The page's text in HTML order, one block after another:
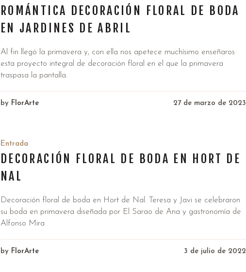
ROMÁNTICA DECORACIÓN FLORAL DE BODA
EN JARDINES DE ABRIL
Al fin llegó la primavera y, con ella nos apetece muchísimo enseñaros
esta proyecto integral de decoración floral en el que la primavera
traspasa la pantalla.
27 de marzo de 2023
by FlorArte
Entrada
DECORACIÓN FLORAL DE BODA EN HORT DE
NAL
Decoración floral de boda en Hort de Nal. Teresa y Javi se celebraron
su boda en primavera diseñada por El Sarao de Ana y gastronomía de
Alfonso Mira
3 de julio de 2022
by FlorArte